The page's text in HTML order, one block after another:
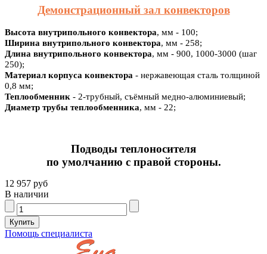
Демонстрационный зал конвекторов
Высота внутрипольного конвектора, мм - 100;
Ширина внутрипольного конвектора, мм - 258;
Длина внутрипольного конвектора, мм - 900, 1000-3000 (шаг
250);
Материал корпуса конвектора - нержавеющая сталь толщиной
0,8 мм;
Теплообменник - 2-трубный, съёмный медно-алюминиевый;
Диаметр трубы теплообменника, мм - 22;
Подводы теплоносителя
по умолчанию с правой стороны.
12 957 руб
В наличии
Помощь специалиста